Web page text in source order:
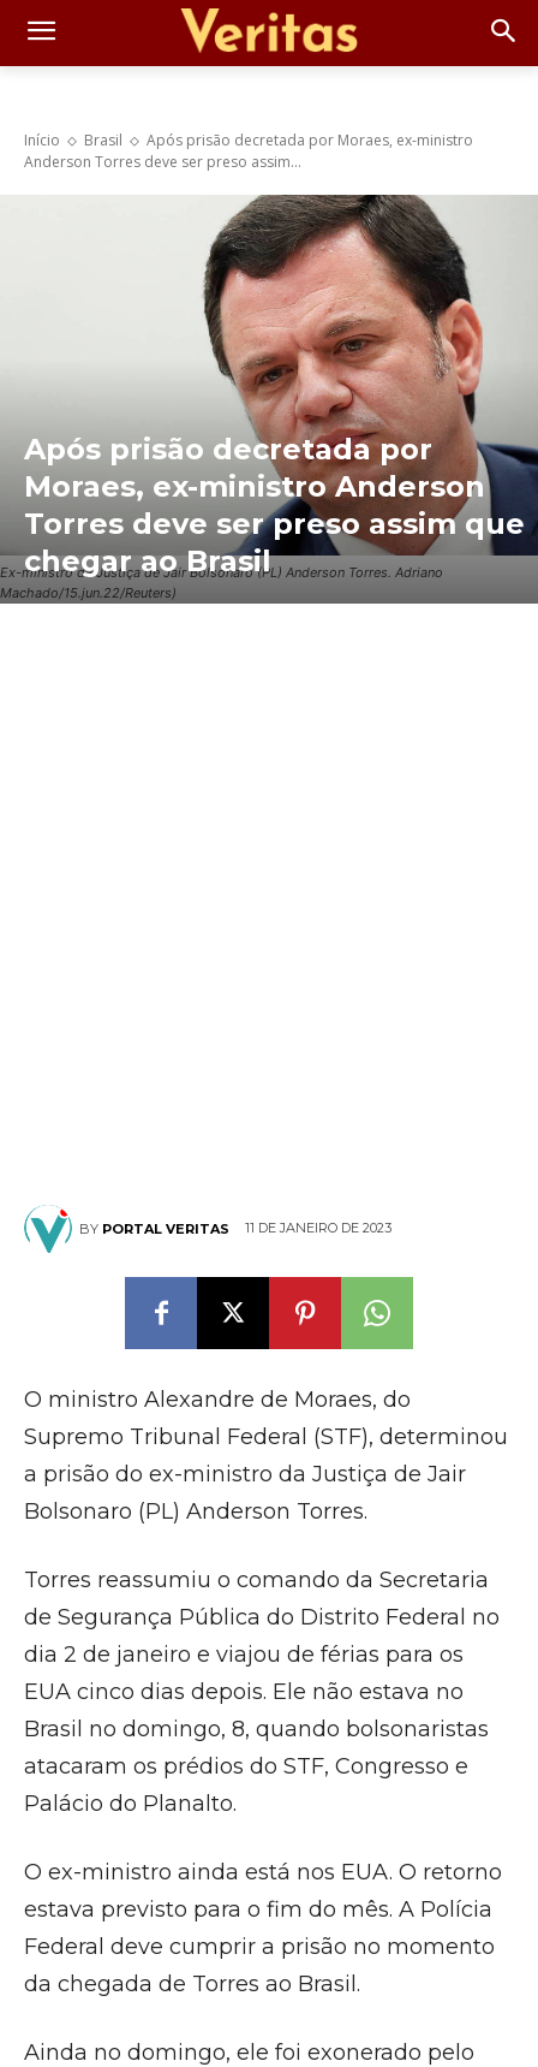
Início Brasil
Após prisão decretada por Moraes, ex-ministro
Anderson Torres deve ser preso assim...
Ex-ministro da Justiça de Jair Bolsonaro (PL) Anderson Torres. Adriano
Machado/15.jun.22/Reuters)
Após prisão decretada por
Moraes, ex-ministro Anderson
Torres deve ser preso assim que
chegar ao Brasil
BY PORTAL VERITAS 11 DE JANEIRO DE 2023
O ministro Alexandre de Moraes, do
Supremo Tribunal Federal (STF), determinou
a prisão do ex-ministro da Justiça de Jair
Bolsonaro (PL) Anderson Torres.
Torres reassumiu o comando da Secretaria
de Segurança Pública do Distrito Federal no
dia 2 de janeiro e viajou de férias para os
EUA cinco dias depois. Ele não estava no
Brasil no domingo, 8, quando bolsonaristas
atacaram os prédios do STF, Congresso e
Palácio do Planalto.
O ex-ministro ainda está nos EUA. O retorno
estava previsto para o fim do mês. A Polícia
Federal deve cumprir a prisão no momento
da chegada de Torres ao Brasil.
Ainda no domingo, ele foi exonerado pelo